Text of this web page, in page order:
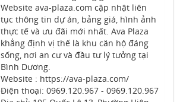
Website ava-plaza.com cập nhật liên
tục thông tin dự án, bảng giá, hình ảnh
thực tế và ưu đãi mới nhất. Ava Plaza
khẳng định vị thế là khu căn hộ đáng
sống, nơi an cư và đầu tư lý tưởng tại
Bình Dương.
Website : https://ava-plaza.com/
Điện thoại: 0969.120.967 - 0969.120.967